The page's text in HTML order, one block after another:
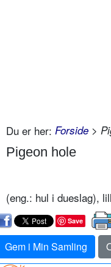
Du er her: Forside >
Pigeon hole
(eng.: hul i dueslag),
Save
Gem i Min Samling